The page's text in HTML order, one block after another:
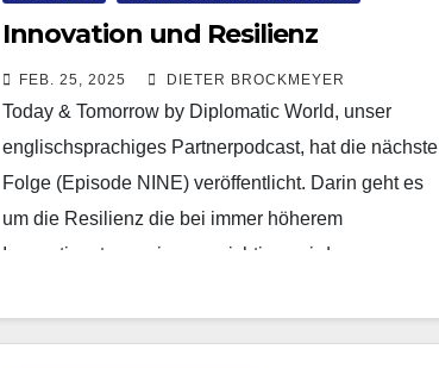
Innovation und Resilienz
FEB. 25, 2025 DIETER BROCKMEYER
Today & Tomorrow by Diplomatic World, unser
englischsprachiges Partnerpodcast, hat die nächste
Folge (Episode NINE) veröffentlicht. Darin geht es
um die Resilienz die bei immer höherem
Innovationstempo immer wichtiger wird.